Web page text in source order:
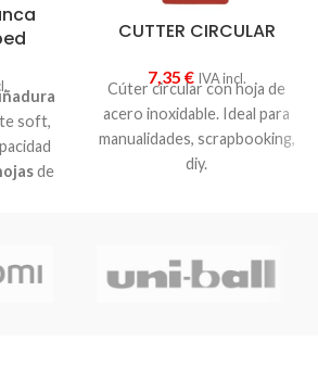
soft,
de
CUTTER CIRCULAR
7,35 € IVA incl.
Cúter circular con hoja de
acero inoxidable. Ideal para
manualidades, scrapbooking,
diy.